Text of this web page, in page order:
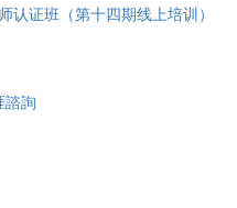
认证班（第十四期线上培训）
諮詢